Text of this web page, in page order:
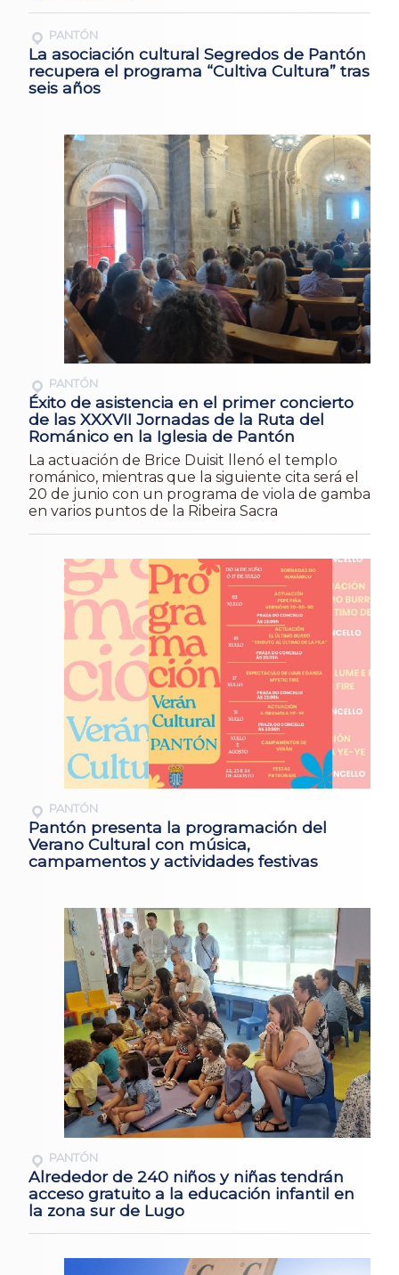
PANTÓN
La asociación cultural Segredos de Pantón
recupera el programa “Cultiva Cultura” tras
seis años
PANTÓN
Éxito de asistencia en el primer concierto
de las XXXVII Jornadas de la Ruta del
Románico en la Iglesia de Pantón
La actuación de Brice Duisit llenó el templo
románico, mientras que la siguiente cita será el
20 de junio con un programa de viola de gamba
en varios puntos de la Ribeira Sacra
PANTÓN
Pantón presenta la programación del
Verano Cultural con música,
campamentos y actividades festivas
PANTÓN
Alrededor de 240 niños y niñas tendrán
acceso gratuito a la educación infantil en
la zona sur de Lugo